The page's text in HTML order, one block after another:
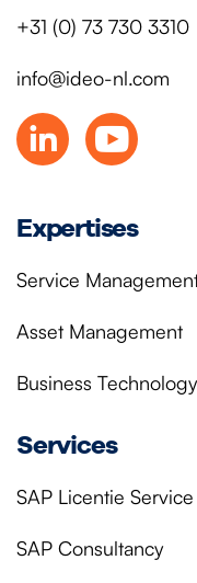
+31 (0) 73 730 3310
info@ideo-nl.com
Expertises
Service
Asset Management
Business Technology
Services
SAP Licentie Service
SAP Consultancy